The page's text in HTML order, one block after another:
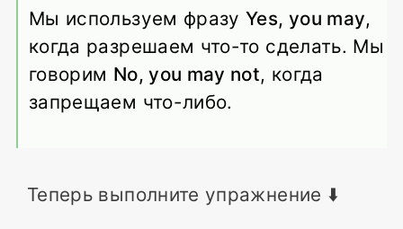
Мы используем фразуYes, you may,
когда разрешаем что-то сделать. Мы
говорим No, you may not, когда
запрещаем что-либо.
Теперь выполните упражнение ⬇️